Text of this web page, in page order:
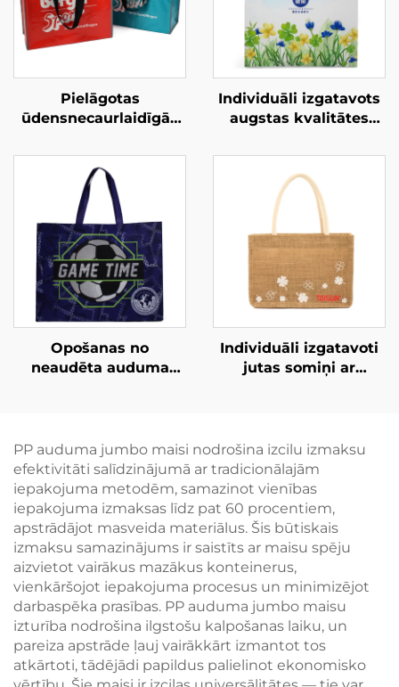
Pielāgotas
ūdensnecaurlaidīgās
pārnēsājamās
maisiņas – stilīgas,
videi draudzīgas,
zīmolā norādītas
nesamas somas
modas
mazumtirdzniecībai
Individuāli izgatavots
augstas kvalitātes
izolēts ledussomu
maisiņš ar ādas
rokturi – stilīgs
termosomiņš ar putnu
un ziedu ornamentu
Opošanas no
neaudēta auduma
somiņa
korporatīvajiem
pasākumiem
Individuāli izgatavoti
jutas somiņi ar
izmantojami, ideāli
piknikam, teltīšanai,
pludmales un citām
ārpus telpām
notiekošām
aktivitātēm
PP auduma jumbo maisi nodrošina izcilu izmaksu
efektivitāti salīdzinājumā ar tradicionālajām
iepakojuma metodēm, samazinot vienības
iepakojuma izmaksas līdz pat 60 procentiem,
apstrādājot masveida materiālus. Šis būtiskais
izmaksu samazinājums ir saistīts ar maisu spēju
aizvietot vairākus mazākus konteinerus,
vienkāršojot iepakojuma procesus un minimizējot
darbaspēka prasības. PP auduma jumbo maisu
izturība nodrošina ilgstošu kalpošanas laiku, un
pareiza apstrāde ļauj vairākkārt izmantot tos
atkārtoti, tādējādi papildus palielinot ekonomisko